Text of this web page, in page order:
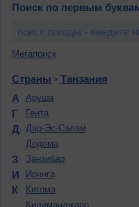
Поиск по первым
Мегапоиск
Страны › Танзания
А
Аруша
Г Геита
Д
Дар-Эс-Салам
Додома
З Занзибар
И Иринга
К
Кигома
Килиманджаро